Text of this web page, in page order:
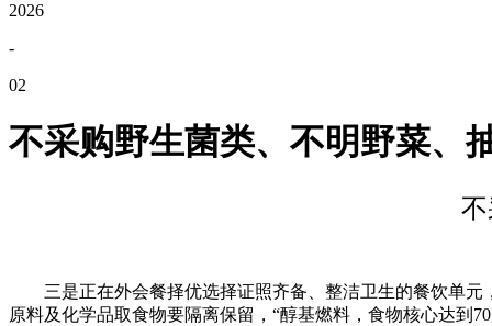
2026
-
02
不采购野生菌类、不明野菜、
三是正在外会餐择优选择证照齐备、整洁卫生的餐饮单元
原料及化学品取食物要隔离保留，“醇基燃料，食物核心达到